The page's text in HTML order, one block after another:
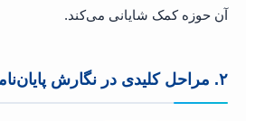
آن حوزه کمک شایانی می‌کند.
۲. مراحل کلیدی در نگارش پایان‌نامه